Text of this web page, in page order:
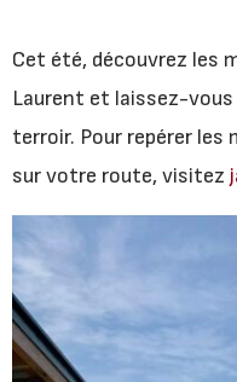
Cet été, découvrez les
Laurent et laissez-
terroir. Pour repérer les
sur votre route, visitez